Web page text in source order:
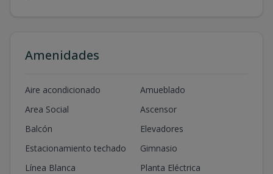
Amenidades
Aire acondicionado
Amueblado
Area Social
Ascensor
Balcón
Elevadores
Estacionamiento techado
Gimnasio
Línea Blanca
Planta Eléctrica